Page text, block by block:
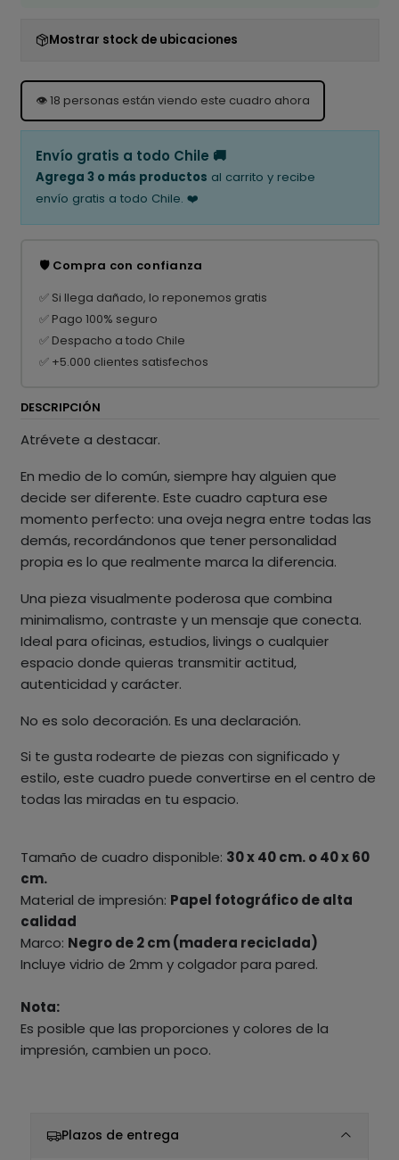
Mostrar stock de ubicaciones
👁️18 personas están viendo este cuadro ahora
Envío gratis a todo Chile 🚚
Agrega 3 o más productos al carrito y recibe
envío gratis a todo Chile. ❤️
🛡️ Compra con confianza
✅ Si llega dañado, lo reponemos gratis
✅ Pago 100% seguro
✅ Despacho a todo Chile
✅ +5.000 clientes satisfechos
DESCRIPCIÓN
Atrévete a destacar.
En medio de lo común, siempre hay alguien que
decide ser diferente. Este cuadro captura ese
momento perfecto: una oveja negra entre todas las
demás, recordándonos que tener personalidad
propia es lo que realmente marca la diferencia.
Una pieza visualmente poderosa que combina
minimalismo, contraste y un mensaje que conecta.
Ideal para oficinas, estudios, livings o cualquier
espacio donde quieras transmitir actitud,
autenticidad y carácter.
No es solo decoración. Es una declaración.
Si te gusta rodearte de piezas con significado y
estilo, este cuadro puede convertirse en el centro de
todas las miradas en tu espacio.
Tamaño de cuadro disponible: 30 x 40 cm. o 40 x 60
cm.
Material de impresión: Papel fotográfico de alta
calidad
Marco: Negro de 2 cm (madera reciclada)
Incluye vidrio de 2mm y colgador para pared.
Nota:
Es posible que las proporciones y colores de la
impresión, cambien un poco.
Plazos de entrega